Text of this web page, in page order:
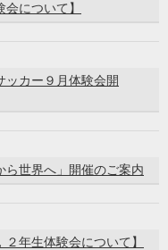
について】
カー９月体験会開
ら世界へ」開催のご案内
年生体験会について】